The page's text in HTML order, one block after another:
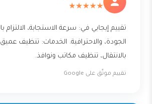
★★★★★
تقييم إيجابي في: سرعة الاستجابة، الالتزام
الجودة، والاحترافية. الخدمات: تنظيف
بالانتقال، تنظيف مكاتب ونوافذ.
تقييم موثّق على Google